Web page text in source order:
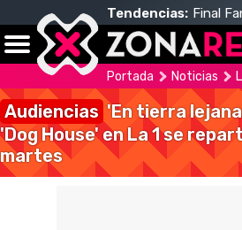
Tendencias: Final
Portada Noticias
Audiencias 'En tierra
'Dog House' en La 1 se
martes